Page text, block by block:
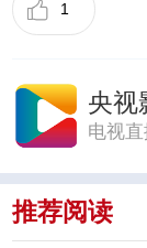
1
央视
电视
推荐阅读